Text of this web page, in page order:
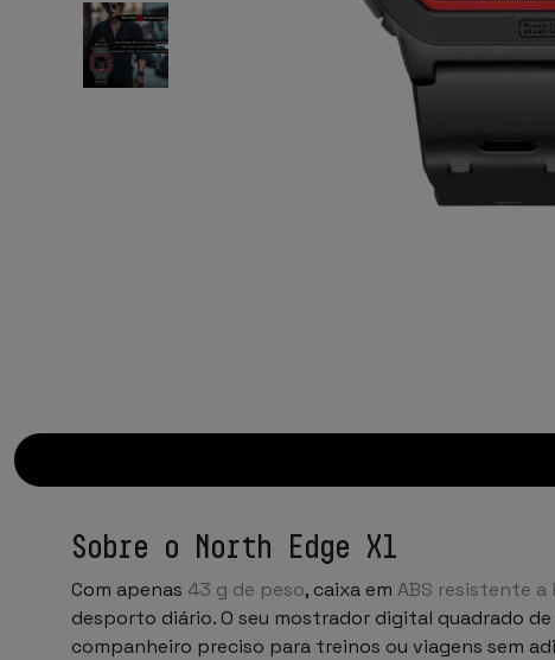
Sobre o North Edge X1
Com apenas 43 g de peso, caixa em ABS resistente
desporto diário. O seu mostrador digital quadrado
companheiro preciso para treinos ou viagens sem